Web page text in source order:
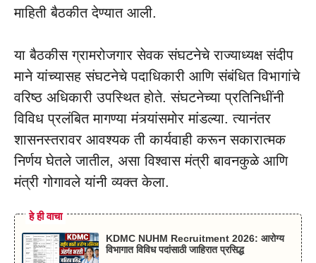
माहिती बैठकीत देण्यात आली.
या बैठकीस ग्रामरोजगार सेवक संघटनेचे राज्याध्यक्ष संदीप
माने यांच्यासह संघटनेचे पदाधिकारी आणि संबंधित विभागांचे
वरिष्ठ अधिकारी उपस्थित होते. संघटनेच्या प्रतिनिधींनी
विविध प्रलंबित मागण्या मंत्र्यांसमोर मांडल्या. त्यानंतर
शासनस्तरावर आवश्यक ती कार्यवाही करून सकारात्मक
निर्णय घेतले जातील, असा विश्वास मंत्री बावनकुळे आणि
मंत्री गोगावले यांनी व्यक्त केला.
हे ही वाचा
KDMC NUHM Recruitment 2026: आरोग्य
विभागात विविध पदांसाठी जाहिरात प्रसिद्ध